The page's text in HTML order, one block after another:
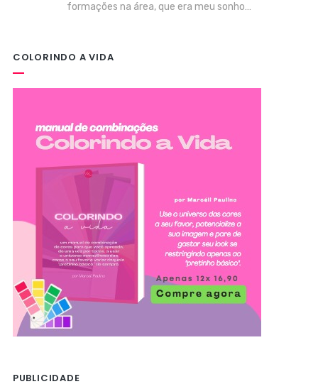
formações na área, que era meu sonho…
COLORINDO A VIDA
PUBLICIDADE